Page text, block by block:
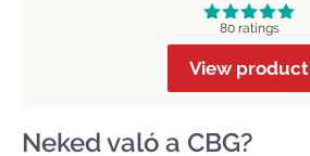
80 ratings
View product
Neked való a CBG?